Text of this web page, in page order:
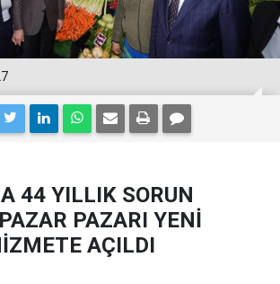
44 YILLIK SORUN
PAZARI YENİ
AÇILDI